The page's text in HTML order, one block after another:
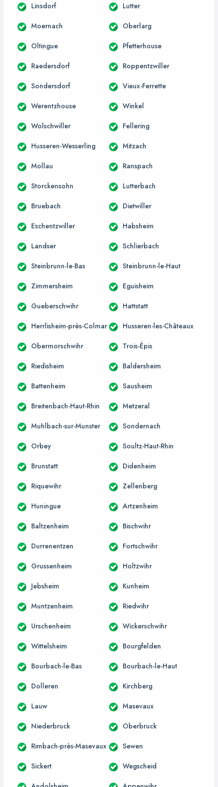
Linsdorf Lutter
Moernach Oberlarg
Oltingue Pfetterhouse
Raedersdorf Roppentzwiller
Sondersdorf Vieux-Ferrette
Werentzhouse Winkel
Wolschwiller Fellering
Husseren-Wesserling Mitzach
Mollau Ranspach
Storckensohn Lutterbach
Bruebach Dietwiller
Eschentzwiller Habsheim
Landser Schlierbach
Steinbrunn-le-Bas Steinbrunn-le-Haut
Zimmersheim Eguisheim
Gueberschwihr Hattstatt
Herrlisheim-près-Colmar Husseren-les-Châteaux
Obermorschwihr Trois-Épis
Riedisheim Baldersheim
Battenheim Sausheim
Breitenbach-Haut-Rhin Metzeral
Muhlbach-sur-Munster Sondernach
Orbey Soultz-Haut-Rhin
Brunstatt Didenheim
Riquewihr Zellenberg
Huningue Artzenheim
Baltzenheim Bischwihr
Durrenentzen Fortschwihr
Grussenheim Holtzwihr
Jebsheim Kunheim
Muntzenheim Riedwihr
Urschenheim Wickerschwihr
Wittelsheim Bourgfelden
Bourbach-le-Bas Bourbach-le-Haut
Dolleren Kirchberg
Lauw Masevaux
Niederbruck Oberbruck
Rimbach-près-Masevaux Sewen
Sickert Wegscheid